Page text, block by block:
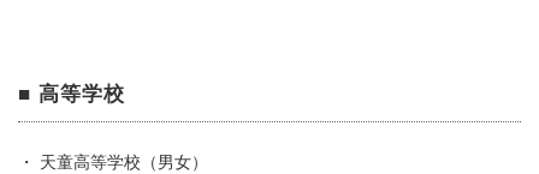
■ 高等学校
・ 天童高等学校（男女）